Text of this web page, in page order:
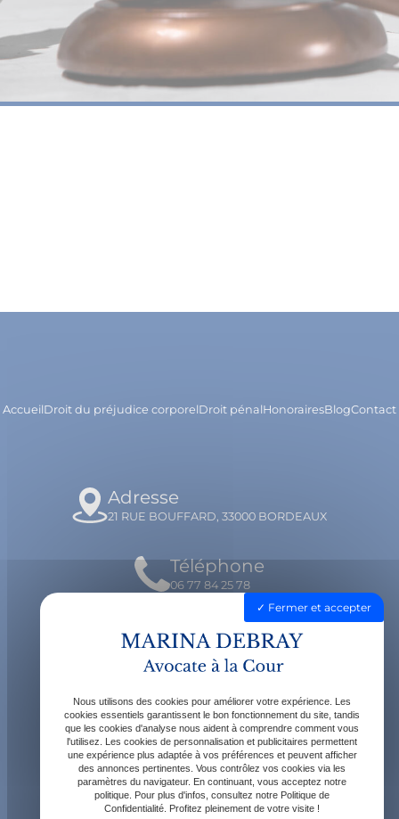
AccueilDroit du préjudice corporelDroit pénalHonorairesBlogContact
Adresse
21 RUE BOUFFARD, 33000 BORDEAUX
Téléphone
06 77 84 25 78
Email
contact@avocatdebray.fr
Horaires
Lundi - Vendredi : 9h - 19h
Fermer et accepter
Nous utilisons des cookies pour améliorer votre expérience. Les
cookies essentiels garantissent le bon fonctionnement du site, tandis
que les cookies d'analyse nous aident à comprendre comment vous
l'utilisez. Les cookies de personnalisation et publicitaires permettent
une expérience plus adaptée à vos préférences et peuvent afficher
des annonces pertinentes. Vous contrôlez vos cookies via les
paramètres du navigateur. En continuant, vous acceptez notre
politique. Pour plus d'infos, consultez notre Politique de
Confidentialité. Profitez pleinement de votre visite !